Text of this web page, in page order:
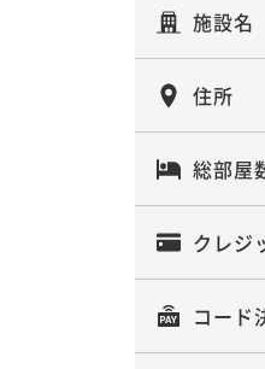
施設名
住所
総部屋
クレジ
コード